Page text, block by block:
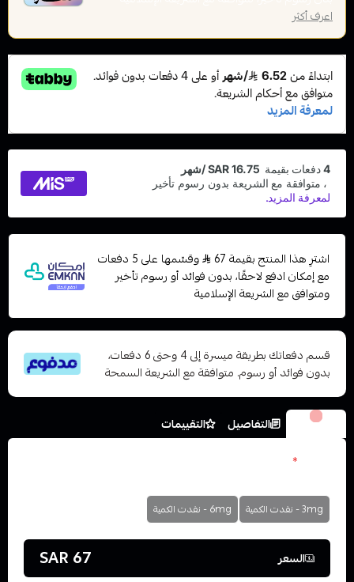
اعرف أكثر
اشترِ هذا المنتج بقيمة 67
وقسّمها على 5 دفعات
مع إمكان ادفع لاحقًا، بدون فوائد أو رسوم تأخير
ومتوافق مع الشريعة الإسلامية
قسم دفعاتك بطريقة ميسرة إلى 4 وحتى 6 دفعات،
بدون فوائد أو رسوم. متوافقة مع الشريعة السمحة
الخيارات التفاصيل
التقييمات
*
3mg - نفدت الكمية 6mg - نفدت الكمية
السعر 67 SAR